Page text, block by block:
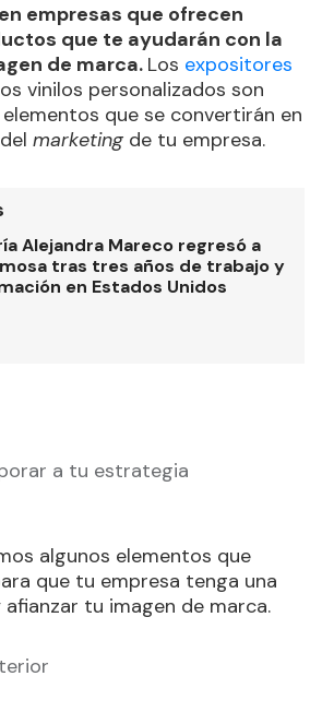
empresas que ofrecen
que te ayudarán con la
de marca. Los expositores
vinilos personalizados son
que se convertirán en
marketing de tu empresa.
Alejandra Mareco regresó a
tras tres años de trabajo y
en Estados Unidos
a tu estrategia
algunos elementos que
que tu empresa tenga una
tu imagen de marca.